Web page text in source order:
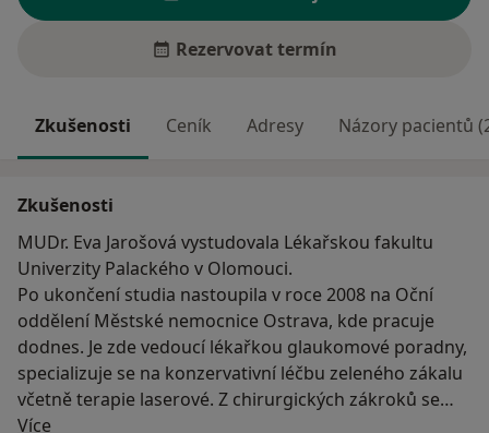
Rezervovat termín
Zkušenosti Ceník Adresy Názory pacientů
Zkušenosti
MUDr. Eva Jarošová vystudovala Lékařskou fakultu
Univerzity Palackého v Olomouci.
Po ukončení studia nastoupila v roce 2008 na Oční
oddělení Městské nemocnice Ostrava, kde pracuje
dodnes. Je zde vedoucí lékařkou glaukomové poradny,
specializuje se na konzervativní léčbu zeleného zákalu
včetně terapie laserové. Z chirurgických zákroků se
věnuje především plastickým operacím víček a
Více